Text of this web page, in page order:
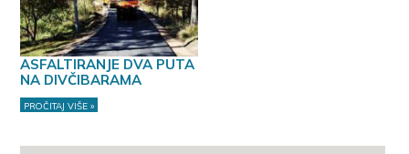
ASFALTIRANJE DVA PUTA
NA DIVČIBARAMA
PROČITAJ VIŠE »